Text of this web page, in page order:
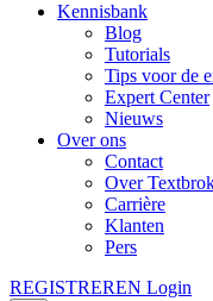
Kennisbank
Blog
Tutorials
Tips voor de
Expert Center
Nieuws
Over ons
Contact
Over
Carrière
Klanten
Pers
REGISTREREN Login